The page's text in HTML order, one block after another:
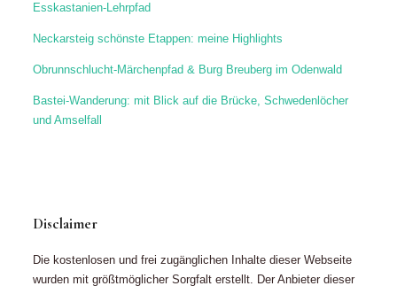
Esskastanien-Lehrpfad
Neckarsteig schönste Etappen: meine Highlights
Obrunnschlucht-Märchenpfad & Burg Breuberg im Odenwald
Bastei-Wanderung: mit Blick auf die Brücke, Schwedenlöcher
und Amselfall
Disclaimer
Die kostenlosen und frei zugänglichen Inhalte dieser Webseite
wurden mit größtmöglicher Sorgfalt erstellt. Der Anbieter dieser